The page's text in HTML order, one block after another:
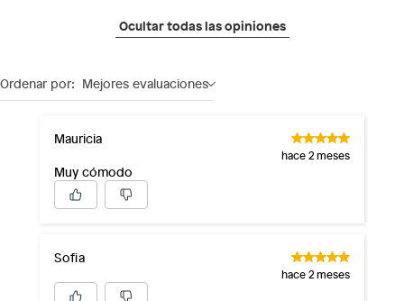
Ocultar todas las opiniones
Ordenar por: Mejores evaluaciones
Mauricia
hace 2 meses
Muy cómodo
Sofia
hace 2 meses